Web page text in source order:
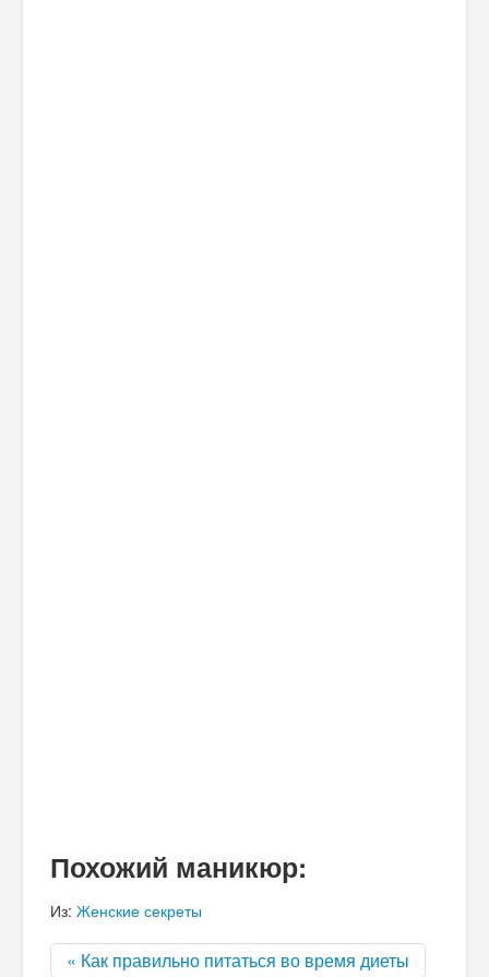
Похожий маникюр:
Из: Женские секреты
« Как правильно питаться во время диеты